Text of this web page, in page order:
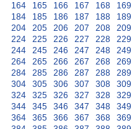
164
165 166 167 168 169
184
185 186 187 188 189
204
205 206 207 208 209
224
225 226 227 228 229
244
245 246 247 248 249
264
265 266 267 268 269
284
285 286 287 288 289
304
305 306 307 308 309
324
325 326 327 328 329
344
345 346 347 348 349
364
365 366 367 368 369